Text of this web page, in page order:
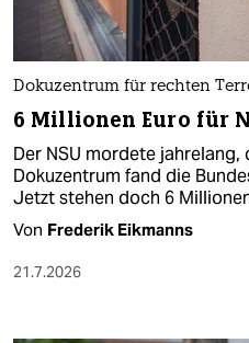
Dokuzentrum für rechten
6 Millionen Euro für
Der NSU mordete
Dokuzentrum fand die
Jetzt stehen doch 6
Von Frederik Eikmanns
21.7.2026